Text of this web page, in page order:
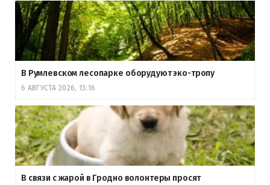
В Румлевском лесопарке оборудуют эко-тропу
6 АВГУСТА 2026, 13:16
В связи с жарой в Гродно волонтеры просят